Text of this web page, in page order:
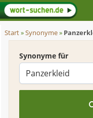
Start»Synonyme»
Synonyme für